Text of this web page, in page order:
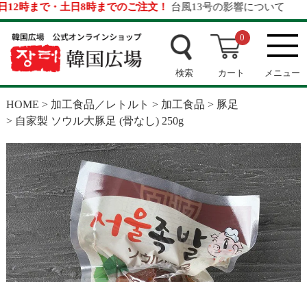
まで・土日8時までのご注文！台風13号の影響について
検索
0
カート メニュー
HOME 加工食品／レトルト 加工食品
豚足
自家製 ソウル大豚足 (骨なし) 250g